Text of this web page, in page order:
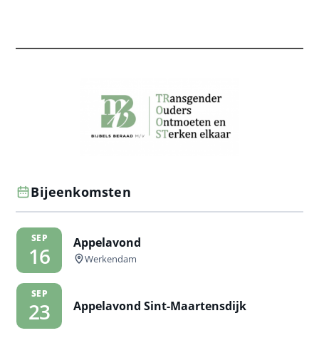
Bijeenkomsten
SEP
16
Appelavond
Werkendam
SEP
23 Appelavond Sint-Maartensdijk